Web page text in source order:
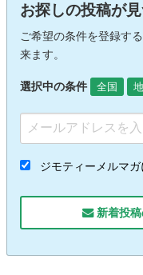
お探しの投稿が
ご希望の条件を登録す
来ます。
選択中の条件 全国
ジモティーメルマ
新着投稿